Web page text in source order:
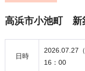
高浜市小池町 新
日時
2026.07.27
16：00